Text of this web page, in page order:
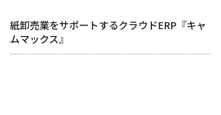
紙卸売業をサポートするクラウドERP『キャ
ムマックス』